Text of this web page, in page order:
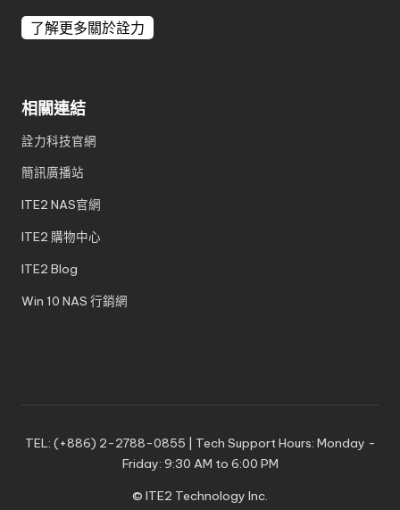
了解更多關於詮力
相關連結
詮力科技官網
簡訊廣播站
ITE2 NAS官網
ITE2 購物中心
ITE2 Blog
Win 10 NAS 行銷網
TEL: (+886) 2-2788-0855 | Tech Support Hours: Monday -
Friday: 9:30 AM to 6:00 PM
© ITE2 Technology Inc.